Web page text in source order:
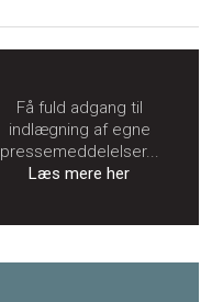
Få fuld adgang til
indlægning af egne
pressemeddelelser...
Læs mere her